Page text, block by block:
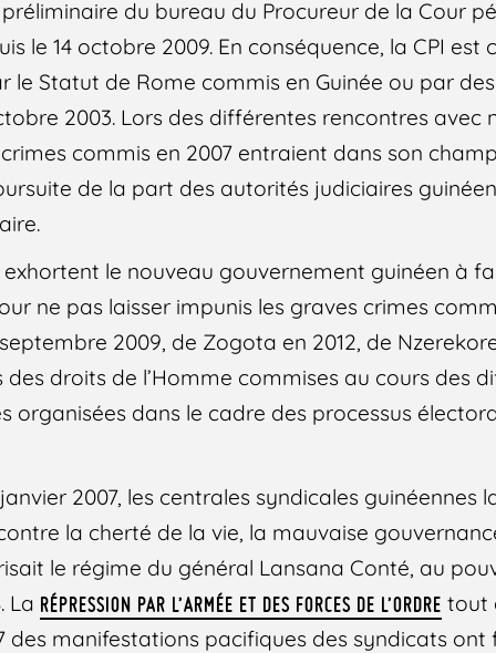
du bureau du Procureur de la Cour
le 14 octobre 2009. En conséquence, la CPI
le Statut de Rome commis en Guinée ou par
2003. Lors des différentes rencontres avec
commis en 2007 entraient dans son
de la part des autorités judiciaires
le nouveau gouvernement guinéen à
ne pas laisser impunis les graves crimes
2009, de Zogota en 2012, de
droits de l’Homme commises au cours des
organisées dans le cadre des processus
2007, les centrales syndicales guinéennes
la cherté de la vie, la mauvaise
le régime du général Lansana Conté, au
La RÉPRESSION PAR L’ARMÉE ET DES FORCES DE L’ORDRE tout
des manifestations pacifiques des syndicats ont